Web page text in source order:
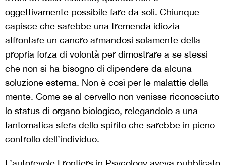
oggettivamente possibile fare da soli. Chiunque
capisce che sarebbe una tremenda idiozia
affrontare un cancro armandosi solamente della
propria forza di volontà per dimostrare a se stessi
che non si ha bisogno di dipendere da alcuna
soluzione esterna. Non è così per le malattie della
mente. Come se al cervello non venisse riconosciuto
lo status di organo biologico, relegandolo a una
fantomatica sfera dello spirito che sarebbe in pieno
controllo dell’individuo.